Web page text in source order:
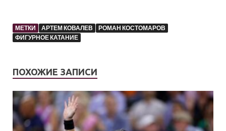
МЕТКИ АРТЕМ КОВАЛЕВ
РОМАН КОСТОМАРОВ
ФИГУРНОЕ КАТАНИЕ
ПОХОЖИЕ ЗАПИСИ